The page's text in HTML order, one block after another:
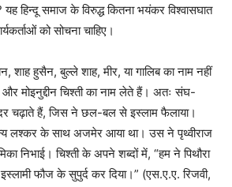
यह हिन्दू समाज के विरुद्ध कितना भयंकर विश्वासघात
को सोचना चाहिए।
शाह हुसैन, बुल्ले शाह, मीर, या गालिब का नाम नहीं
मोइनुद्दीन चिश्ती का नाम लेते हैं। अतः संघ-
चढ़ाते हैं, जिस ने छल-बल से इस्लाम फैलाया।
सैन्य लश्कर के साथ अजमेर आया था। उस ने पृथ्वीराज
निभाई। चिश्ती के अपने शब्दों में, “हम ने पिथौरा
फौज के सुपुर्द कर दिया।” (एस.ए.ए. रिजवी,